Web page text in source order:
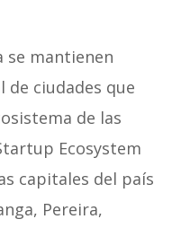
se mantienen
de ciudades que
de las
Ecosystem
capitales del país
Pereira,